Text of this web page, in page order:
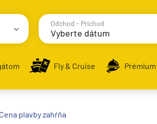
Odchod - Príchod
Fly & Cruise Prémium
Cena plavby zahŕňa